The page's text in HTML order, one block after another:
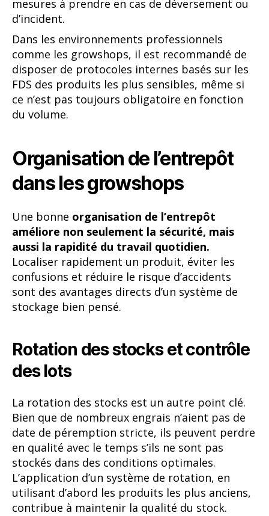
mesures à prendre en cas de déversement ou
d’incident.
Dans les environnements professionnels
comme les growshops, il est recommandé de
disposer de protocoles internes basés sur les
FDS des produits les plus sensibles, même si
ce n’est pas toujours obligatoire en fonction
du volume.
Organisation de l’entrepôt
dans les growshops
Une bonne organisation de l’entrepôt
améliore non seulement la sécurité, mais
aussi la rapidité du travail quotidien.
Localiser rapidement un produit, éviter les
confusions et réduire le risque d’accidents
sont des avantages directs d’un système de
stockage bien pensé.
Rotation des stocks et contrôle
des lots
La rotation des stocks est un autre point clé.
Bien que de nombreux engrais n’aient pas de
date de péremption stricte, ils peuvent perdre
en qualité avec le temps s’ils ne sont pas
stockés dans des conditions optimales.
L’application d’un système de rotation, en
utilisant d’abord les produits les plus anciens,
contribue à maintenir la qualité du stock.